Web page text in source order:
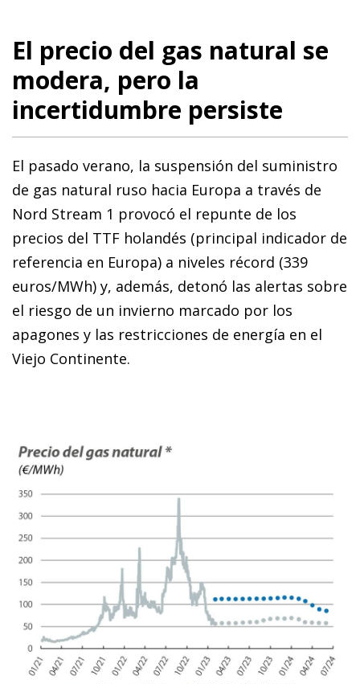
El precio del gas natural se
modera, pero la
incertidumbre persiste
El pasado verano, la suspensión del suministro
de gas natural ruso hacia Europa a través de
Nord Stream 1 provocó el repunte de los
precios del TTF holandés (principal indicador de
referencia en Europa) a niveles récord (339
euros/MWh) y, además, detonó las alertas sobre
el riesgo de un invierno marcado por los
apagones y las restricciones de energía en el
Viejo Continente.